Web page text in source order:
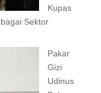
Kupas
Sektor
Pakar
Gizi
Udinus